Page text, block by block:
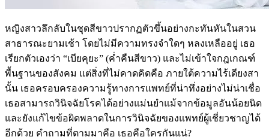
หญิงสาวลึกลับในชุดสีขาวปรากฏตัวขึ้นอย่างกะทันหันในสวน
สาธารณะยามเช้า โดยไม่มีความทรงจำใดๆ หลงเหลืออยู่ เธอ
เรียกตัวเองว่า “เบียคุยะ” (ค่ำคืนสีขาว) และไม่เข้าใจกฎเกณฑ์
พื้นฐานของสังคม แต่สิ่งที่ไม่คาดคิดคือ ภายใต้ความไร้เดียงสา
นั้น เธอครอบครองความรู้ทางการแพทย์ที่น่าทึ่งอย่างไม่น่าเชื่อ
เธอสามารถวินิจฉัยโรคได้อย่างแม่นยำแม้จากข้อมูลอันน้อยนิด
และยังแก้ไขข้อผิดพลาดในการวินิจฉัยของแพทย์ผู้เชี่ยวชาญได้
อีกด้วย คำถามที่ตามมาคือ เธอคือใครกันแน่?